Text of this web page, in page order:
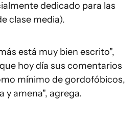
dedicado para las
clase media).
está muy bien escrito",
hoy día sus comentarios
mínimo de gordofóbicos,
y amena", agrega.